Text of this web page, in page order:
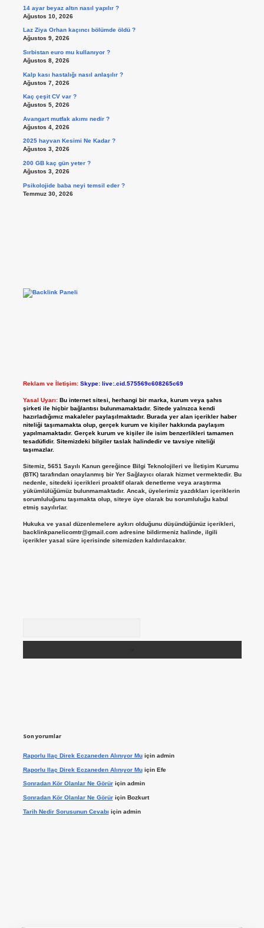
14 ayar beyaz altın nasıl yapılır ?
Ağustos 10, 2026
Laz Ziya Orhan kaçıncı bölümde öldü ?
Ağustos 9, 2026
Sırbistan euro mu kullanıyor ?
Ağustos 8, 2026
Kalp kası hastalığı nasıl anlaşılır ?
Ağustos 7, 2026
Kaç çeşit CV var ?
Ağustos 5, 2026
Avangart mutfak akımı nedir ?
Ağustos 4, 2026
2025 hayvan Kesimi Ne Kadar ?
Ağustos 3, 2026
200 GB kaç gün yeter ?
Ağustos 3, 2026
Psikolojide baba neyi temsil eder ?
Temmuz 30, 2026
Reklam ve İletişim: Skype: live:.cid.575569c608265c69
Yasal Uyarı: Bu internet sitesi, herhangi bir marka, kurum veya şahıs
şirketi ile hiçbir bağlantısı bulunmamaktadır. Sitede yalnızca kendi
hazırladığımız makaleler paylaşılmaktadır. Burada yer alan içerikler haber
niteliği taşımamakta olup, gerçek kurum ve kişiler hakkında paylaşım
yapılmamaktadır. Gerçek kurum ve kişiler ile isim benzerlikleri tamamen
tesadüfidir. Sitemizdeki bilgiler taslak halindedir ve tavsiye niteliği
taşımazlar.
Sitemiz, 5651 Sayılı Kanun gereğince Bilgi Teknolojileri ve İletişim Kurumu
(BTK) tarafından onaylanmış bir Yer Sağlayıcı olarak hizmet vermektedir. Bu
nedenle, sitedeki içerikleri proaktif olarak denetleme veya araştırma
yükümlülüğümüz bulunmamaktadır. Ancak, üyelerimiz yazdıkları içeriklerin
sorumluluğunu taşımakta olup, siteye üye olarak bu sorumluluğu kabul
etmiş sayılırlar.
Hukuka ve yasal düzenlemelere aykırı olduğunu düşündüğünüz içerikleri,
backlinkpanelicomtr@gmail.comadresine bildirmeniz halinde, ilgili
içerikler yasal süre içerisinde sitemizden kaldırılacaktır.
Son yorumlar
Raporlu Ilaç Direk Eczaneden Alınıyor Muiçin admin
Raporlu Ilaç Direk Eczaneden Alınıyor Muiçin Efe
Sonradan Kör Olanlar Ne Görüriçin admin
Sonradan Kör Olanlar Ne Görüriçin Bozkurt
Tarih Nedir Sorusunun Cevabı için admin